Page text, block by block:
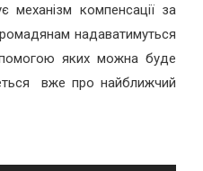
компенсації за
надаватимуться
яких можна буде
вже про найближчий